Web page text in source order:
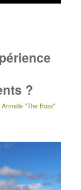
?
Armelle "The Boss"